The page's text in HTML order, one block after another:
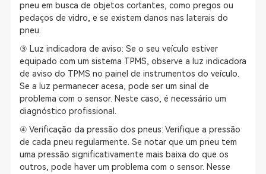
pneu em busca de objetos cortantes, como pregos ou
pedaços de vidro, e se existem danos nas laterais do
pneu.
③ Luz indicadora de aviso: Se o seu veículo estiver
equipado com um sistema TPMS, observe a luz indicadora
de aviso do TPMS no painel de instrumentos do veículo.
Se a luz permanecer acesa, pode ser um sinal de
problema com o sensor. Neste caso, é necessário um
diagnóstico profissional.
④ Verificação da pressão dos pneus: Verifique a pressão
de cada pneu regularmente. Se notar que um pneu tem
uma pressão significativamente mais baixa do que os
outros, pode haver um problema com o sensor. Nesse